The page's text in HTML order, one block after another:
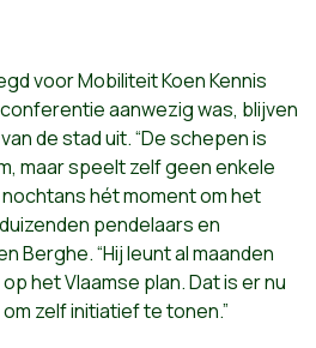
voor Mobiliteit Koen Kennis
aanwezig was, blijven
de stad uit. “De schepen is
maar speelt zelf geen enkele
hét moment om het
pendelaars en
Berghe. “Hij leunt al maanden
het Vlaamse plan. Dat is er nu
zelf initiatief te tonen.”